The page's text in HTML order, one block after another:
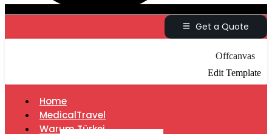
Get a Quote
Offcanvas
Edit Template
Home
MedicalTravel
Warum Türkei